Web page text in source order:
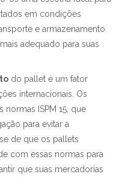
em condições
e armazenamento
adequado para suas
do pallet é um fator
internacionais. Os
ISPM 15, que
para evitar a
de que os pallets
com essas normas para
que suas mercadorias